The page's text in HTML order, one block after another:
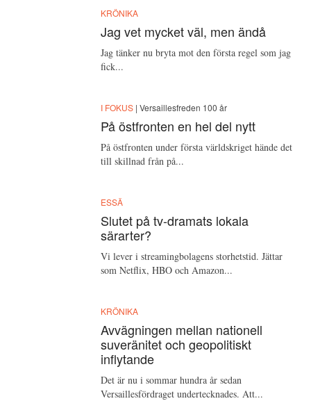
KRÖNIKA
Jag vet mycket väl, men ändå
Jag tänker nu bryta mot den första regel som jag
fick...
I FOKUS | Versaillesfreden 100 år
På östfronten en hel del nytt
På östfronten under första världskriget hände det
till skillnad från på...
ESSÄ
Slutet på tv-dramats lokala
särarter?
Vi lever i streamingbolagens storhetstid. Jättar
som Netflix, HBO och Amazon...
KRÖNIKA
Avvägningen mellan nationell
suveränitet och geopolitiskt
inflytande
Det är nu i sommar hundra år sedan
Versaillesfördraget undertecknades. Att...